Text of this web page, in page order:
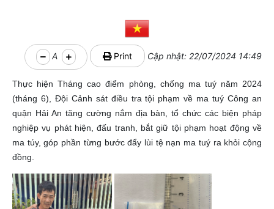
A Print Cập nhật: 22/07/2024 14:49
Thực hiện Tháng cao điểm phòng, chống ma tuý năm 2024
(tháng 6), Đội Cảnh sát điều tra tội phạm về ma tuý Công an
quận Hải An tăng cường nắm địa bàn, tổ chức các biện pháp
nghiệp vụ phát hiện, đấu tranh, bắt giữ tội phạm hoạt động về
ma túy, góp phần từng bước đẩy lùi tệ nạn ma tuý ra khỏi cộng
đồng.